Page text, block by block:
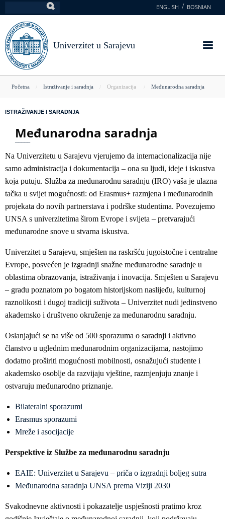
na
glavni
sadržaj
ENGLISH BOSNIAN
Univerzitet u Sarajevu
You
here
Početna Istraživanje i saradnja Organizacija Međunarodna saradnja
ISTRAŽIVANJE I SARADNJA
Međunarodna saradnja
Na Univerzitetu u Sarajevu vjerujemo da internacionalizacija nije
samo administracija i dokumentacija – ona su ljudi, ideje i iskustva
koja putuju. Služba za međunarodnu saradnju (IRO) vaša je ulazna
tačka u svijet mogućnosti: od Erasmus+ razmjena i međunarodnih
projekata do novih partnerstava i podrške studentima. Povezujemo
UNSA s univerzitetima širom Evrope i svijeta – pretvarajući
međunarodne snove u stvarna iskustva.
Univerzitet u Sarajevu, smješten na raskršću jugoistočne i centralne
Evrope, posvećen je izgradnji snažne međunarodne saradnje u
oblastima obrazovanja, istraživanja i inovacija. Smješten u Sarajevu
– gradu poznatom po bogatom historijskom naslijeđu, kulturnoj
raznolikosti i dugoj tradiciji suživota – Univerzitet nudi jedinstveno
akademsko i društveno okruženje za međunarodnu saradnju.
Oslanjajući se na više od 500 sporazuma o saradnji i aktivno
članstvo u uglednim međunarodnim organizacijama, nastojimo
dodatno proširiti mogućnosti mobilnosti, osnažujući studente i
akademsko osoblje da razvijaju vještine, razmjenjuju znanje i
ostvaruju međunarodno priznanje.
Bilateralni sporazumi
Erasmus sporazumi
Mreže i asocijacije
Perspektive iz Službe za međunarodnu saradnju
EAIE: Univerzitet u Sarajevu – priča o izgradnji boljeg sutra
Međunarodna saradnja UNSA prema Viziji 2030
Svakodnevne aktivnosti i pokazatelje uspješnosti pratimo kroz